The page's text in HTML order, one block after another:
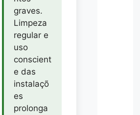
graves.
Limpeza
regular e
uso
conscient
e das
instalaçõ
es
prolonga